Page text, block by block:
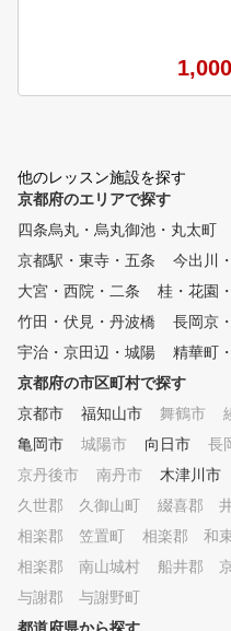
1,000
他のレッスン施設を探す
京都府のエリアで探す
四条烏丸・烏丸御池・丸太町
京都駅・東寺・五条
今出川
大宮・西院・二条
桂・花園
竹田・伏見・丹波橋
長岡京
宇治・京田辺・城陽
精華町
京都府の市区町村で探す
京都市
福知山市 舞鶴市
亀岡市
城陽市 向日市 長
京丹後市
南丹市 木津川市
久世郡 久御山町
綴喜郡
相楽郡 笠置町
相楽郡 和
相楽郡 南山城村
船井郡
与謝郡 与謝野町